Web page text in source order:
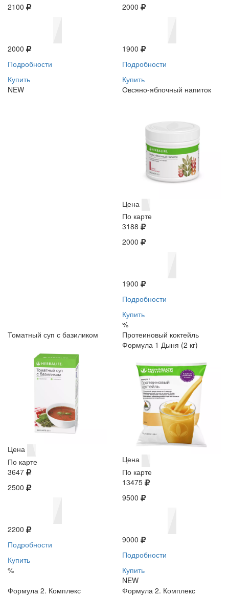
2100
2000
Подробности
Купить
NEW
2000
1900
Подробности
Купить
Овсяно-яблочный напиток
Цена
По карте
3188
2000
1900
Подробности
Купить
%
Томатный суп с базиликом
Цена
По карте
3647
2500
2200
Подробности
Купить
%
Протеиновый коктейль
Формула 1 Дыня (2 кг)
Цена
По карте
13475
9500
9000
Подробности
Купить
NEW
Формула 2. Комплекс
Формула 2. Комплекс